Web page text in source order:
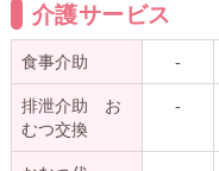
介護サービス
食事介助 -
排泄介助 お
むつ交換
-